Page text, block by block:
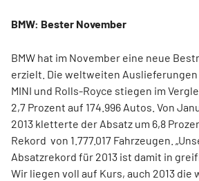
BMW: Bester November
BMW hat im November eine neue
erzielt. Die weltweiten Auslieferungen
MINI und Rolls-Royce stiegen im
2,7 Prozent auf 174.996 Autos. Von
2013 kletterte der Absatz um 6,8
Rekord von 1.777.017 Fahrzeugen.
Absatzrekord für 2013 ist damit in
Wir liegen voll auf Kurs, auch 2013